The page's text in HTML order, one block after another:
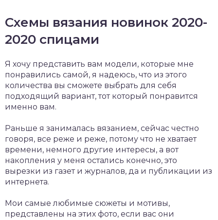
Схемы вязания новинок 2020-
2020 спицами
Я хочу представить вам модели, которые мне
понравились самой, я надеюсь, что из этого
количества вы сможете выбрать для себя
подходящий вариант, тот который понравится
именно вам.
Раньше я занималась вязанием, сейчас честно
говоря, все реже и реже, потому что не хватает
времени, немного другие интересы, а вот
накопления у меня остались конечно, это
вырезки из газет и журналов, да и публикации из
интернета.
Мои самые любимые сюжеты и мотивы,
представлены на этих фото, если вас они